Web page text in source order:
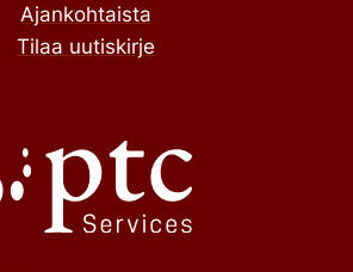
Ajankohtaista
Tilaa uutiskirje